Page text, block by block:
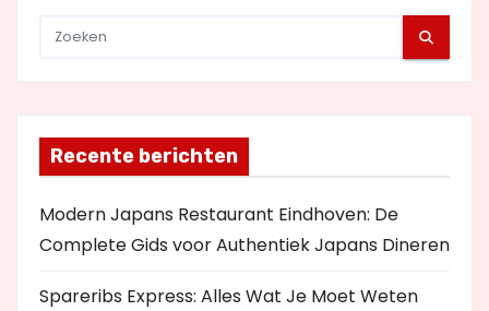
Recente berichten
Modern Japans Restaurant Eindhoven: De
Complete Gids voor Authentiek Japans Dineren
Spareribs Express: Alles Wat Je Moet Weten